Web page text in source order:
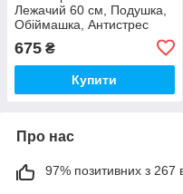
Лежачий 60 см, Подушка,
Обіймашка, Антистрес
675 ₴
Купити
Про нас
97% позитивних з 267